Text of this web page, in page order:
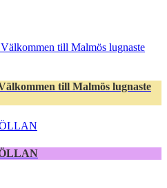
till Malmös lugnaste